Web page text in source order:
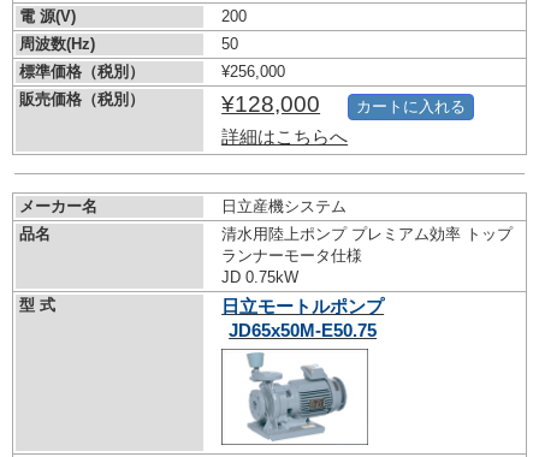
電 源(V)
200
周波数(Hz)
50
標準価格（税別）
¥256,000
販売価格（税別）
¥128,000
詳細はこちらへ
カートに入れる
メーカー名
日立産機システム
品名
清水用陸上ポンプ プレミアム効率 トップ
ランナーモータ仕様
JD 0.75kW
型 式
日立モートルポンプ
JD65x50M-E50.75